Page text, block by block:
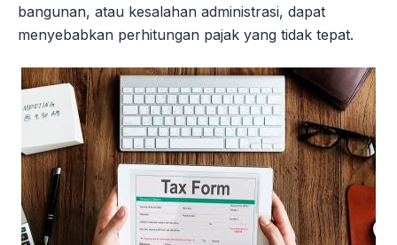
bangunan, atau kesalahan administrasi, dapat
menyebabkan perhitungan pajak yang tidak tepat.